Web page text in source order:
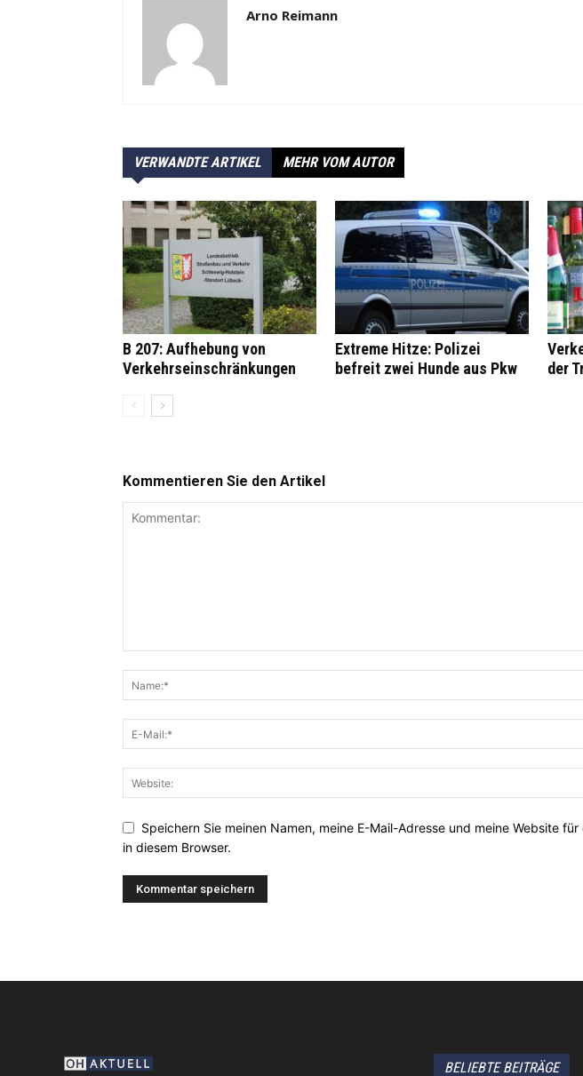
Arno Reimann
VERWANDTE ARTIKEL MEHR VOM AUTOR
B 207: Aufhebung von
Verkehrseinschränkungen
Extreme Hitze: Polizei
befreit zwei Hunde aus Pkw
der
Kommentieren Sie den Artikel
Speichern Sie meinen Namen, meine E-Mail-Adresse und meine Website
in diesem Browser.
BELIEBTE BEITRÄGE